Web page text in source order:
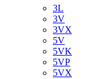
3L
3V
3VX
5V
5VK
5VP
5VX